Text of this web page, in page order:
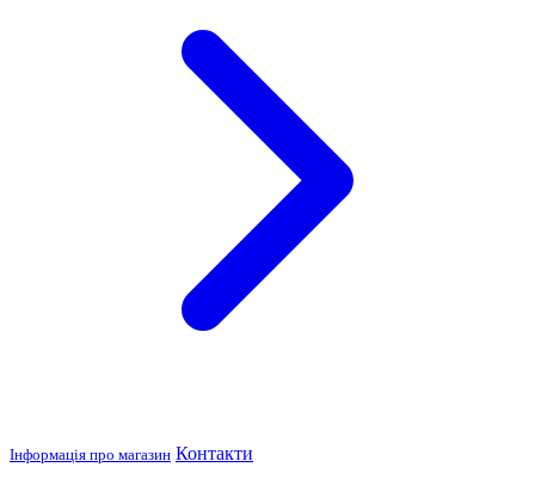
Інформація про магазин Контакти